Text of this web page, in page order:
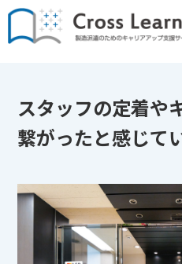
スタッフの定着や
繋がったと感じて